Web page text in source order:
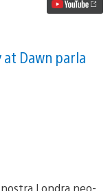
at Dawn parla
Londra neo-